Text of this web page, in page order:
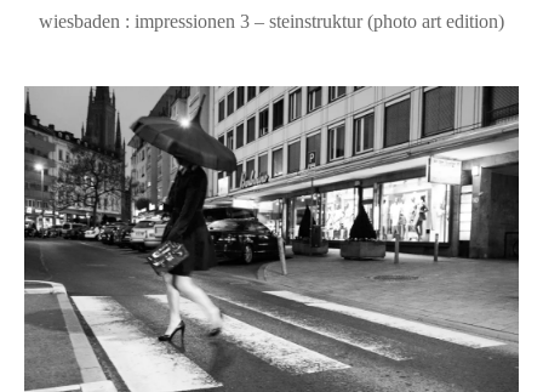
wiesbaden : impressionen 3 – steinstruktur (photo art edition)